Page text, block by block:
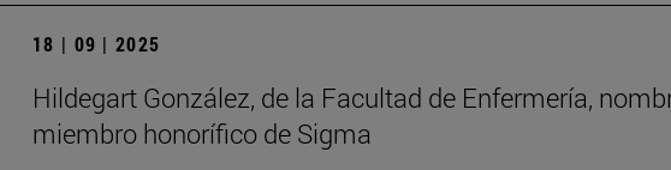
18 | 09 | 2025
Hildegart González, de la Facultad de Enfermería,
miembro honorífico de Sigma